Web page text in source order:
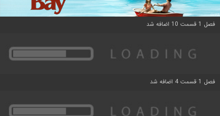
فصل 1 قسمت 10 اضافه شد
فصل 1 قسمت 4 اضافه شد